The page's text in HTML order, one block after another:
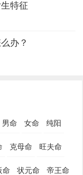
特征
办？
男命 女命 纯阳
克母命 旺夫命
命 状元命 帝王命